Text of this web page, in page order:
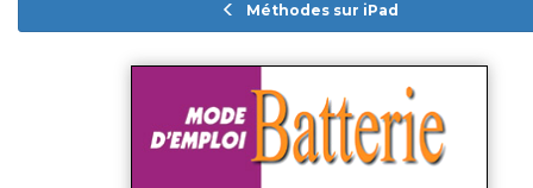
Méthodes sur iPad